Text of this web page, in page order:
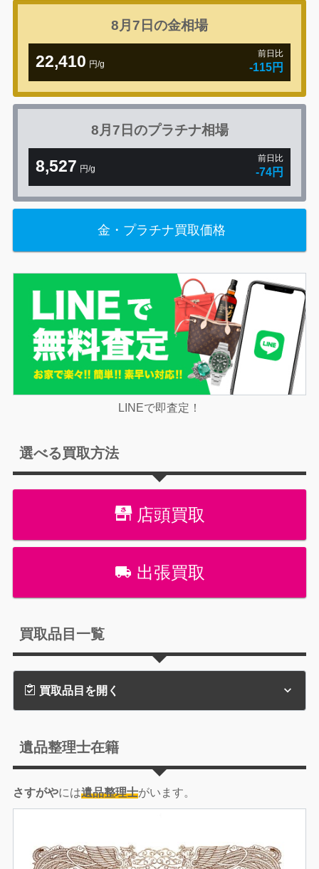
8月7日の金相場
22,410 円/g
前日比
-115円
8月7日のプラチナ相場
8,527 円/g
前日比
-74円
金・プラチナ買取価格
LINEで即査定！
選べる買取方法
店頭買取
出張買取
買取品目一覧
買取品目を開く
遺品整理士在籍
さすがやには遺品整理士がいます。